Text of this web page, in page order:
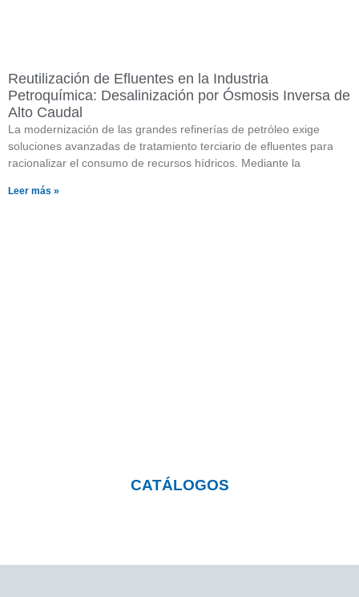
Reutilización de Efluentes en la Industria
Petroquímica: Desalinización por Ósmosis Inversa de
Alto Caudal
La modernización de las grandes refinerías de petróleo exige
soluciones avanzadas de tratamiento terciario de efluentes para
racionalizar el consumo de recursos hídricos. Mediante la
Leer más »
CATÁLOGOS